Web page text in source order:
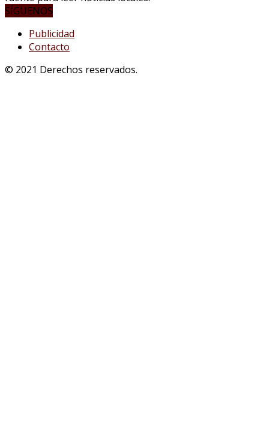
SÍGUENOS
Publicidad
Contacto
© 2021 Derechos reservados.